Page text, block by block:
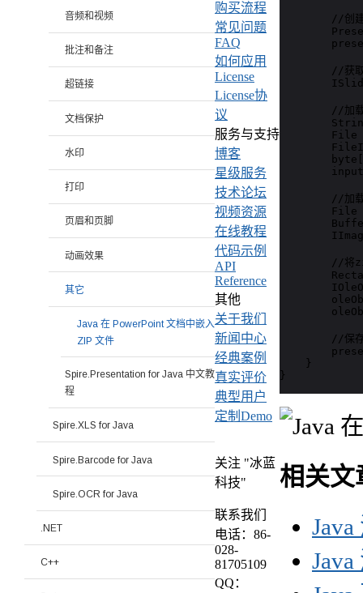
//创
//获
//加
File
//加载
File
//将
//保
    }
}
相关文
音频和视频
批注和备注
超链接
文档保护
水印
打印
页眉和页脚
动画效果
其它
Java 在 PowerPoint 文档中嵌入
ZIP 文件
Spire.Presentation for Java 中文教
程
Spire.XLS for Java
Spire.Barcode for Java
Spire.OCR for Java
.NET
C++
购买流程
常见问题
FAQ
如何应用
License
License协
议
服务与支持
博客
星级服务
技术论坛
视频资源
在线教程
代码示例
API
Reference
其他
关于我们
新闻中心
经典案例
真实评价
典型用户
定制Demo
关注 "冰蓝
科技"
联系我们
电话：86-
028-
81705109
QQ：